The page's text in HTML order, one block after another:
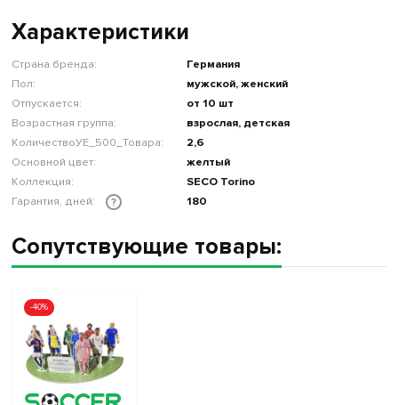
Характеристики
Страна бренда:
Германия
Пол:
мужской, женский
Отпускается:
от 10 шт
Возрастная группа:
взрослая, детская
КоличествоУЕ_500_Товара:
2,6
Основной цвет:
желтый
Коллекция:
SECO Torino
Гарантия, дней:
? 180
Сопутствующие товары:
-40%